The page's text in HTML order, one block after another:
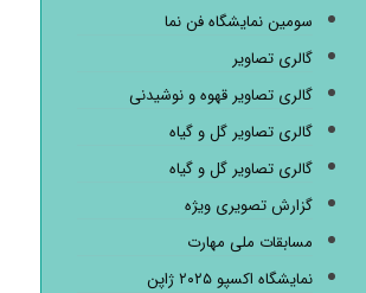
سومین نمایشگاه فن نما
گالری تصاویر
گالری تصاویر قهوه و نوشیدنی
گالری تصاویر گل و گیاه
گالری تصاویر گل و گیاه
گزارش تصویری ویژه
مسابقات ملی مهارت
نمایشگاه اکسپو ۲۰۲۵ ژاپن